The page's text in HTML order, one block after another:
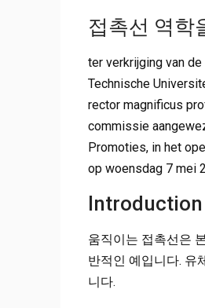
접촉선 역학
ter verkrijging van
Technische
rector magnificus
commissie
Promoties, in het
op woensdag 7 mei
Introduction
움직이는 접촉선은
반적인 예입니다. 유
니다.